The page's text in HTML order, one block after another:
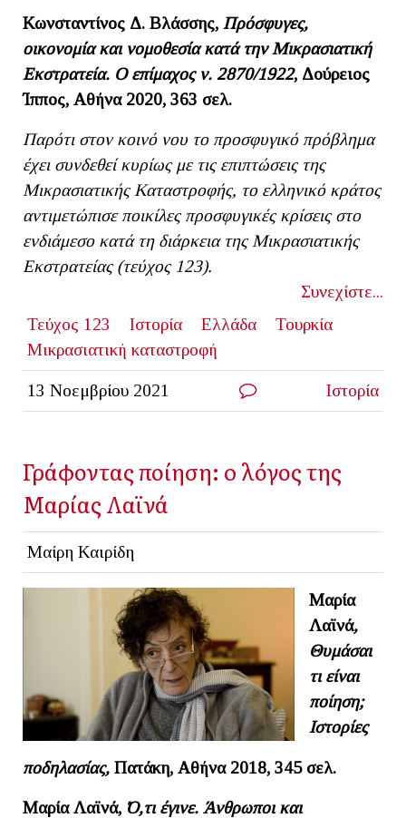
Κωνσταντίνος Δ. Βλάσσης, Πρόσφυγες,
οικονομία και νομοθεσία κατά την Μικρασιατική
Εκστρατεία. Ο επίμαχος ν. 2870/1922, Δούρειος
Ίππος, Αθήνα 2020, 363 σελ.
Παρότι στον κοινό νου το προσφυγικό πρόβλημα
έχει συνδεθεί κυρίως με τις επιπτώσεις της
Μικρασιατικής Καταστροφής, το ελληνικό κράτος
αντιμετώπισε ποικίλες προσφυγικές κρίσεις στο
ενδιάμεσο κατά τη διάρκεια της Μικρασιατικής
Εκστρατείας (τεύχος 123).
Συνεχίστε...
Τεύχος 123
Ιστορία Ελλάδα
Τουρκία
Μικρασιατική καταστροφή
13 Νοεμβρίου 2021 Ιστορία
Γράφοντας ποίηση: o λόγος της
Μαρίας Λαϊνά
Μαίρη Καιρίδη
Μαρία
Λαϊνά,
Θυμάσαι
τι είναι
ποίηση;
Ιστορίες
ποδηλασίας, Πατάκη, Αθήνα 2018, 345 σελ.
Μαρία Λαϊνά, Ό,τι έγινε. Άνθρωποι και